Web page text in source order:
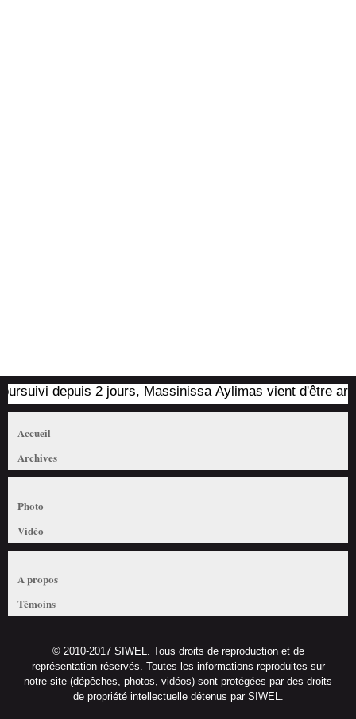
depuis 2 jours, Massinissa Aylimas vient d'être
Accueil
Archives
Photo
Vidéo
A propos
Témoins
© 2010-2017 SIWEL. Tous droits de reproduction et de
représentation réservés. Toutes les informations reproduites sur
notre site (dépêches, photos, vidéos) sont protégées par des droits
de propriété intellectuelle détenus par SIWEL.